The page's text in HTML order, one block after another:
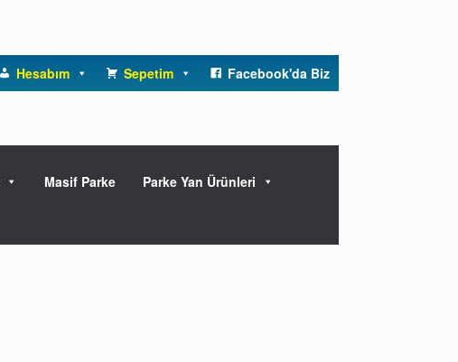
Hesabım Sepetim Facebook'da Biz
Masif Parke
Parke Yan Ürünleri